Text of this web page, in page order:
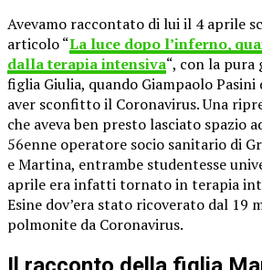
Avevamo raccontato di lui il 4 aprile
articolo “La luce dopo l’inferno,
dalla terapia intensiva“, con la pura
figlia Giulia, quando Giampaolo Pasini
aver sconfitto il Coronavirus. Una
che aveva ben presto lasciato spazio
56enne operatore socio sanitario di
e Martina, entrambe studentesse
aprile era infatti tornato in terapia
Esine dov’era stato ricoverato dal 19
polmonite da Coronavirus.